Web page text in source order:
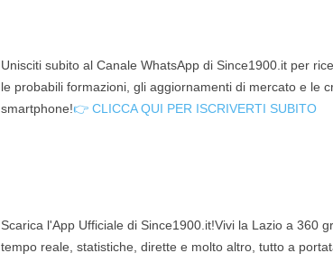
Unisciti subito al Canale WhatsApp di Since1900.it per
le probabili formazioni, gli aggiornamenti di mercato e le
smartphone!👉 CLICCA QUI PER ISCRIVERTI SUBITO
Scarica l'App Ufficiale di Since1900.it!Vivi la Lazio a 360
tempo reale, statistiche, dirette e molto altro, tutto a